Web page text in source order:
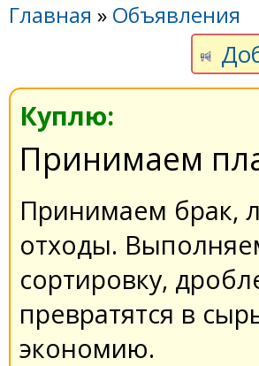
Главная » Объявления
Куплю:
Принимаем
Принимаем брак,
отходы.
сортировку,
превратятся в
экономию.